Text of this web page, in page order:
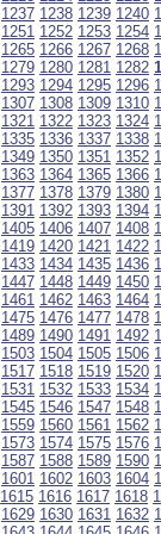
1237 1238 1239 1240
1251 1252 1253 1254
1265 1266 1267 1268
1279 1280 1281 1282
1293 1294 1295 1296
1307 1308 1309 1310
1321 1322 1323 1324
1335 1336 1337 1338
1349 1350 1351 1352
1363 1364 1365 1366
1377 1378 1379 1380
1391 1392 1393 1394
1405 1406 1407 1408
1419 1420 1421 1422
1433 1434 1435 1436
1447 1448 1449 1450
1461 1462 1463 1464
1475 1476 1477 1478
1489 1490 1491 1492
1503 1504 1505 1506
1517 1518 1519 1520
1531 1532 1533 1534
1545 1546 1547 1548
1559 1560 1561 1562
1573 1574 1575 1576
1587 1588 1589 1590
1601 1602 1603 1604
1615 1616 1617 1618
1629 1630 1631 1632